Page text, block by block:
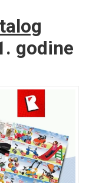
godine